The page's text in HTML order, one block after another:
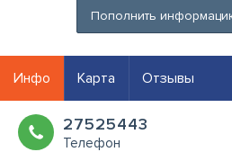
Пополнить
Инфо Карта Отзывы
27525443
Телефон